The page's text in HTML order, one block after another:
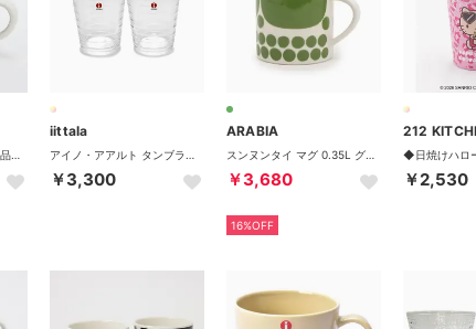
iittala
￥3,300
ARABIA
￥3,680
16%OFF
￥2,530